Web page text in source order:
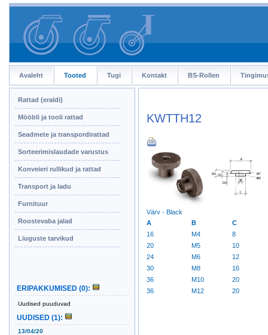
Avaleht Tooted Tugi Kontakt BS-Rollen
KWTTH12
Värv - Black
A
B
C
16
M4
8
20
M5
10
24
M6
12
30
M8
16
36
M10
20
36
M12 20
Rattad (eraldi)
Mööbli ja tooli rattad
Seadmete ja transpordirattad
Sorteerimislaudade varustus
Konveieri rullikud ja rattad
Transport ja ladu
Furnituur
Roostevaba jalad
Liuguste tarvikud
ERIPAKKUMISED (0):
Uudised puuduvad
UUDISED (1):
13/04/20